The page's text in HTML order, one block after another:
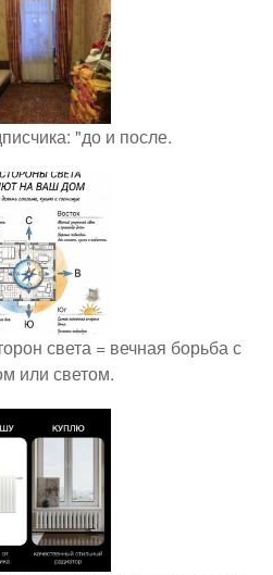
"до и после.
света = вечная борьба с
или светом.